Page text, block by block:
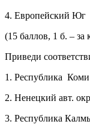
4. Европейский Юг
(15 баллов, 1 б. –
Приведи
1.
2. Ненецкий
3.